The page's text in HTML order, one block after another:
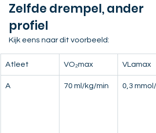
Zelfde drempel, ander
profiel
Kijk eens naar dit voorbeeld:
Atleet VO₂max VLamax
A 70 ml/kg/min 0,3 mmol/